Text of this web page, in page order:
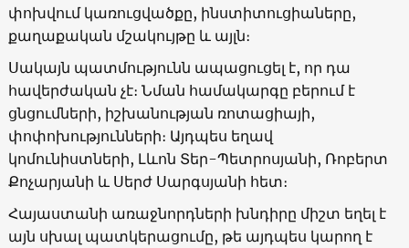
փոխվում կառուցվածքը, ինստիտուցիաները,
քաղաքական մշակույթը և այլն։
Սակայն պատմությունն ապացուցել է, որ դա
հավերժական չէ։ Նման համակարգը բերում է
ցնցումների, իշխանության ռոտացիայի,
փոփոխությունների։ Այդպես եղավ
կոմունիստների, Լևոն Տեր-Պետրոսյանի, Ռոբերտ
Քոչարյանի և Սերժ Սարգսյանի հետ։
Հայաստանի առաջնորդների խնդիրը միշտ եղել է
այն սխալ պատկերացումը, թե այդպես կարող է